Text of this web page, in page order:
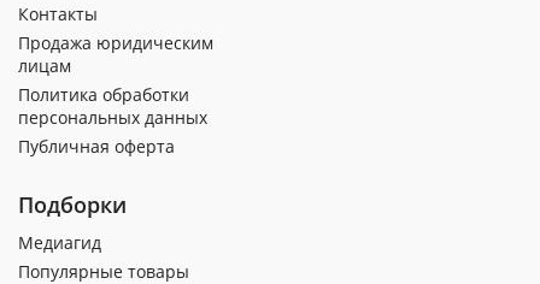
Контакты
Продажа юридическим
лицам
Политика обработки
персональных данных
Публичная оферта
Подборки
Медиагид
Популярные товары